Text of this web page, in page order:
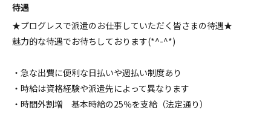
待遇
★プログレスで派遣のお仕事していただく皆さまの待遇★
魅力的な待遇でお待ちしております(*^-^*)
・急な出費に便利な日払いや週払い制度あり
・時給は資格経験や派遣先によって異なります
・時間外割増 基本時給の25％を支給（法定通り）